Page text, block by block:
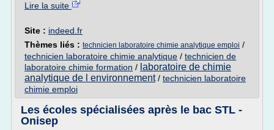
Lire la suite
Site : indeed.fr
Thèmes liés : technicien laboratoire chimie analytique emploi /
technicien laboratoire chimie analytique / technicien de
laboratoire chimie formation / laboratoire de chimie
analytique de l environnement/ technicien laboratoire
chimie emploi
Les écoles spécialisées après le bac STL -
Onisep